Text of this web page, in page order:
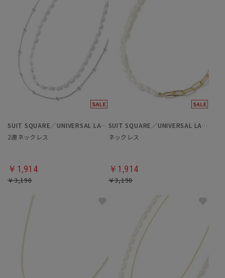
SUIT SQUARE／UNIVERSAL LANGUAGE／WHITE
2連ネックレス
￥1,914
￥3,190
SUIT SQUARE／UNIVERSAL LANGUAGE／WHITE
ネックレス
￥1,914
￥3,190